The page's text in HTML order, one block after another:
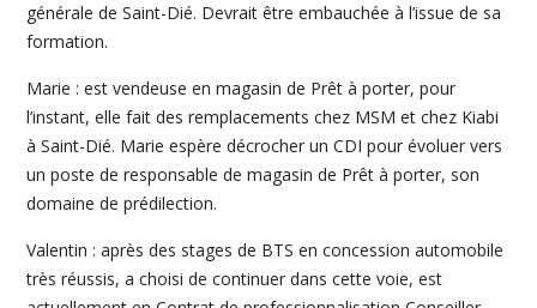
générale de Saint-Dié. Devrait être embauchée à l’issue de sa
formation.
Marie : est vendeuse en magasin de Prêt à porter, pour
l’instant, elle fait des remplacements chez MSM et chez Kiabi
à Saint-Dié. Marie espère décrocher un CDI pour évoluer vers
un poste de responsable de magasin de Prêt à porter, son
domaine de prédilection.
Valentin : après des stages de BTS en concession automobile
très réussis, a choisi de continuer dans cette voie, est